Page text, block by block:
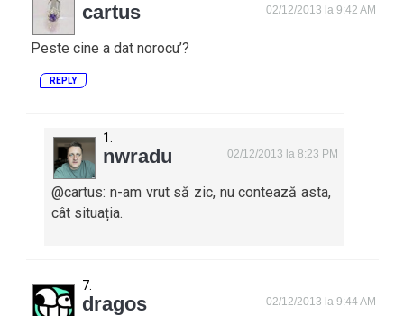
cartus 02/12/2013 la 9:42 AM
Peste cine a dat norocu’?
REPLY
nwradu 02/12/2013 la 8:23 PM
@cartus: n-am vrut să zic, nu contează asta,
cât situația.
dragos 02/12/2013 la 9:44 AM